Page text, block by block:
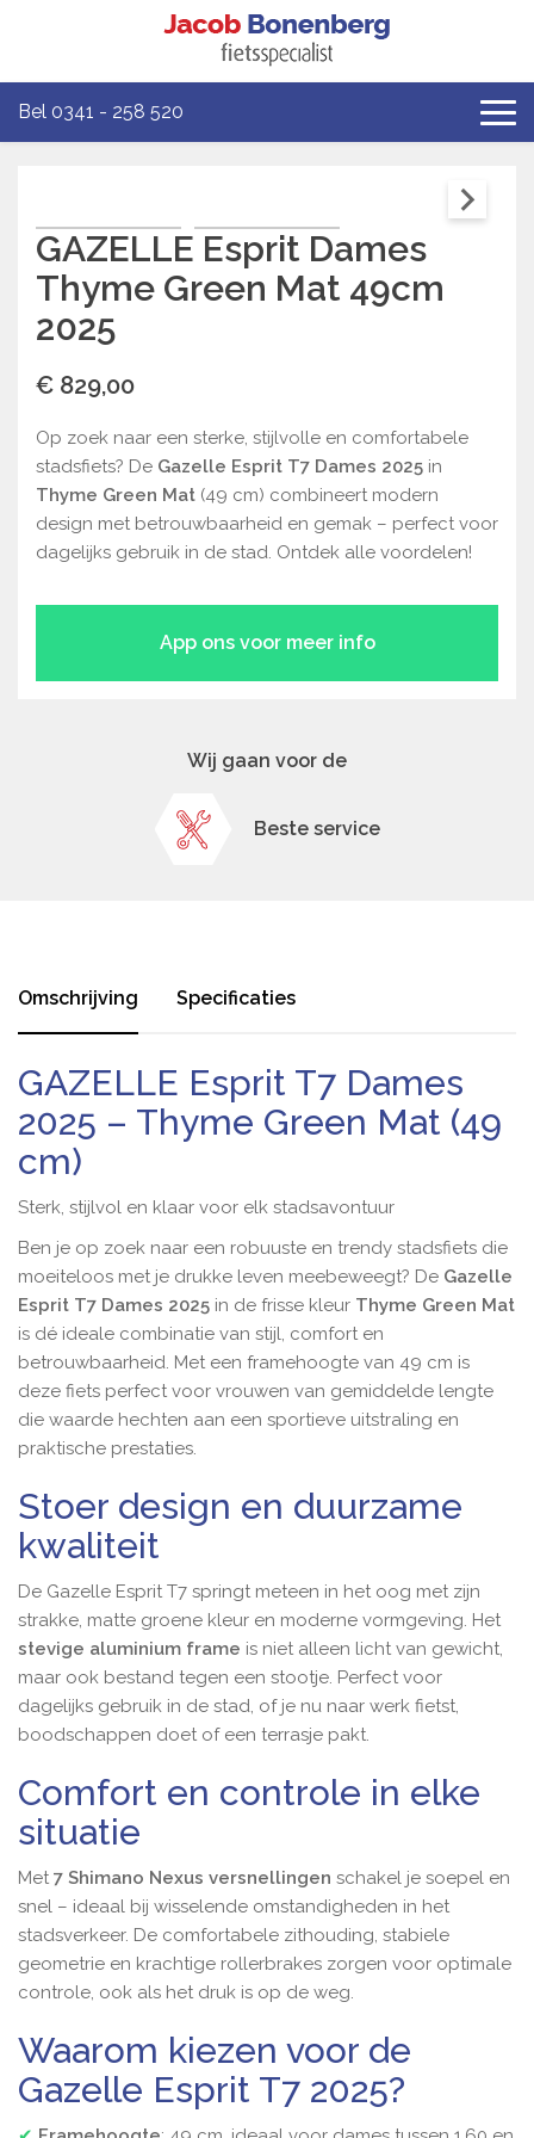
Bel 0341 - 258 520
GAZELLE Esprit Dames
Thyme Green Mat 49cm
2025
€ 829,00
Op zoek naar een sterke, stijlvolle en comfortabele
stadsfiets? De Gazelle Esprit T7 Dames 2025 in
Thyme Green Mat (49 cm) combineert modern
design met betrouwbaarheid en gemak – perfect voor
dagelijks gebruik in de stad. Ontdek alle voordelen!
App ons voor meer info
Wij gaan voor de
Beste service
Omschrijving Specificaties
GAZELLE Esprit T7 Dames
2025 – Thyme Green Mat (49
cm)
Sterk, stijlvol en klaar voor elk stadsavontuur
Ben je op zoek naar een robuuste en trendy stadsfiets die
moeiteloos met je drukke leven meebeweegt? De Gazelle
Esprit T7 Dames 2025 in de frisse kleur Thyme Green Mat
is dé ideale combinatie van stijl, comfort en
betrouwbaarheid. Met een framehoogte van 49 cm is
deze fiets perfect voor vrouwen van gemiddelde lengte
die waarde hechten aan een sportieve uitstraling en
praktische prestaties.
Stoer design en duurzame
kwaliteit
De Gazelle Esprit T7 springt meteen in het oog met zijn
strakke, matte groene kleur en moderne vormgeving. Het
stevige aluminium frame is niet alleen licht van gewicht,
maar ook bestand tegen een stootje. Perfect voor
dagelijks gebruik in de stad, of je nu naar werk fietst,
boodschappen doet of een terrasje pakt.
Comfort en controle in elke
situatie
Met 7 Shimano Nexus versnellingen schakel je soepel en
snel – ideaal bij wisselende omstandigheden in het
stadsverkeer. De comfortabele zithouding, stabiele
geometrie en krachtige rollerbrakes zorgen voor optimale
controle, ook als het druk is op de weg.
Waarom kiezen voor de
Gazelle Esprit T7 2025?